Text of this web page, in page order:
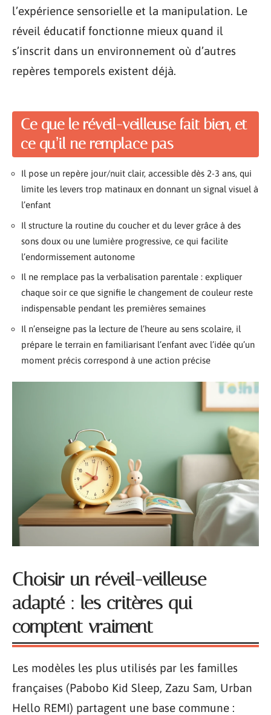
l’expérience sensorielle et la manipulation. Le
réveil éducatif fonctionne mieux quand il
s’inscrit dans un environnement où d’autres
repères temporels existent déjà.
Ce que le réveil-veilleuse fait bien, et
ce qu’il ne remplace pas
Il pose un repère jour/nuit clair, accessible dès 2-3 ans, qui
limite les levers trop matinaux en donnant un signal visuel à
l’enfant
Il structure la routine du coucher et du lever grâce à des
sons doux ou une lumière progressive, ce qui facilite
l’endormissement autonome
Il ne remplace pas la verbalisation parentale : expliquer
chaque soir ce que signifie le changement de couleur reste
indispensable pendant les premières semaines
Il n’enseigne pas la lecture de l’heure au sens scolaire, il
prépare le terrain en familiarisant l’enfant avec l’idée qu’un
moment précis correspond à une action précise
Choisir un réveil-veilleuse
adapté : les critères qui
comptent vraiment
Les modèles les plus utilisés par les familles
françaises (Pabobo Kid Sleep, Zazu Sam, Urban
Hello REMI) partagent une base commune :